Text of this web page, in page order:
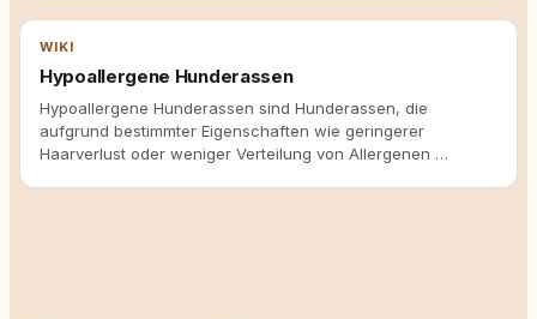
WIKI
Hypoallergene Hunderassen
Hypoallergene Hunderassen sind Hunderassen, die
aufgrund bestimmter Eigenschaften wie geringerer
Haarverlust oder weniger Verteilung von Allergenen …